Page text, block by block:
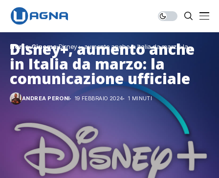
Home Cinema Disney+, aumento anche in Italia da marzo: la
comunicazione ufficiale
Disney+, aumento anche
in Italia da marzo: la
comunicazione ufficiale
ANDREA PERONI 19 FEBBRAIO 2024 1 MINUTI